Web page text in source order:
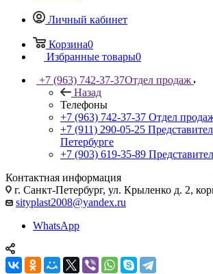
Личный кабинет
Корзина0
Избранные товары0
+7 (963) 742-37-37Отдел продаж
Назад
Телефоны
+7 (963) 742-37-37 Отдел
+7 (911) 290-05-25
Петербурге
+7 (903) 619-35-89
Контактная информация
г. Санкт-Петербург, ул. Крыленко д. 2,
sityplast2008@yandex.ru
WhatsApp